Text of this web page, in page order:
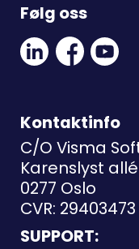
Følg oss
Linkedin
Social
Link
Facebook
Social
Link
Youtube
Link
Kontaktinfo
C/O Visma
Karenslyst
0277 Oslo
CVR: 29403473
SUPPORT: